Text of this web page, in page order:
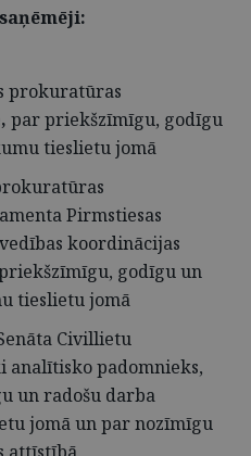
prokuratūras
, par priekšzīmīgu, godīgu
tieslietu jomā
Pirmstiesas
koordinācijas
godīgu un
tieslietu jomā
Civillietu
analītisko padomnieks,
un radošu darba
jomā un par nozīmīgu